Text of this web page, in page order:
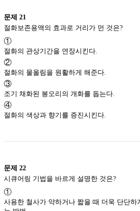
문제 21
①
절화의 관상기간을 연장시킨다.
②
절화의 물올림을 원활하게 해준다.
③
조기 채화된 봉오리의 개화를 돕는다.
④
절화의 색상과 향기를 증진시킨다.
문제 22
①
사용한 철사가 약하거나 짧을 때 더욱 단단하